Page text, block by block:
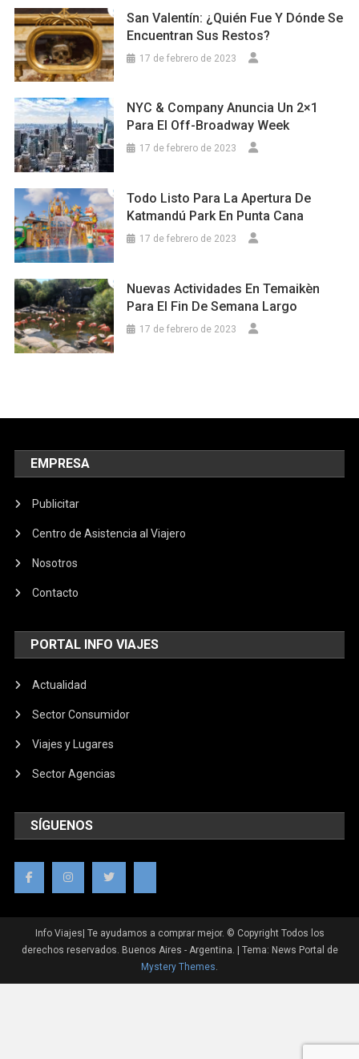
San Valentín: ¿Quién Fue Y Dónde Se
Encuentran Sus Restos?
17 de febrero de 2023
NYC & Company Anuncia Un 2×1
Para El Off-Broadway Week
17 de febrero de 2023
Todo Listo Para La Apertura De
Katmandú Park En Punta Cana
17 de febrero de 2023
Nuevas Actividades En Temaikèn
Para El Fin De Semana Largo
17 de febrero de 2023
EMPRESA
Publicitar
Centro de Asistencia al Viajero
Nosotros
Contacto
PORTAL INFO VIAJES
Actualidad
Sector Consumidor
Viajes y Lugares
Sector Agencias
SÍGUENOS
Info Viajes| Te ayudamos a comprar mejor. © Copyright Todos los
derechos reservados. Buenos Aires - Argentina. | Tema: News Portal de
Mystery Themes